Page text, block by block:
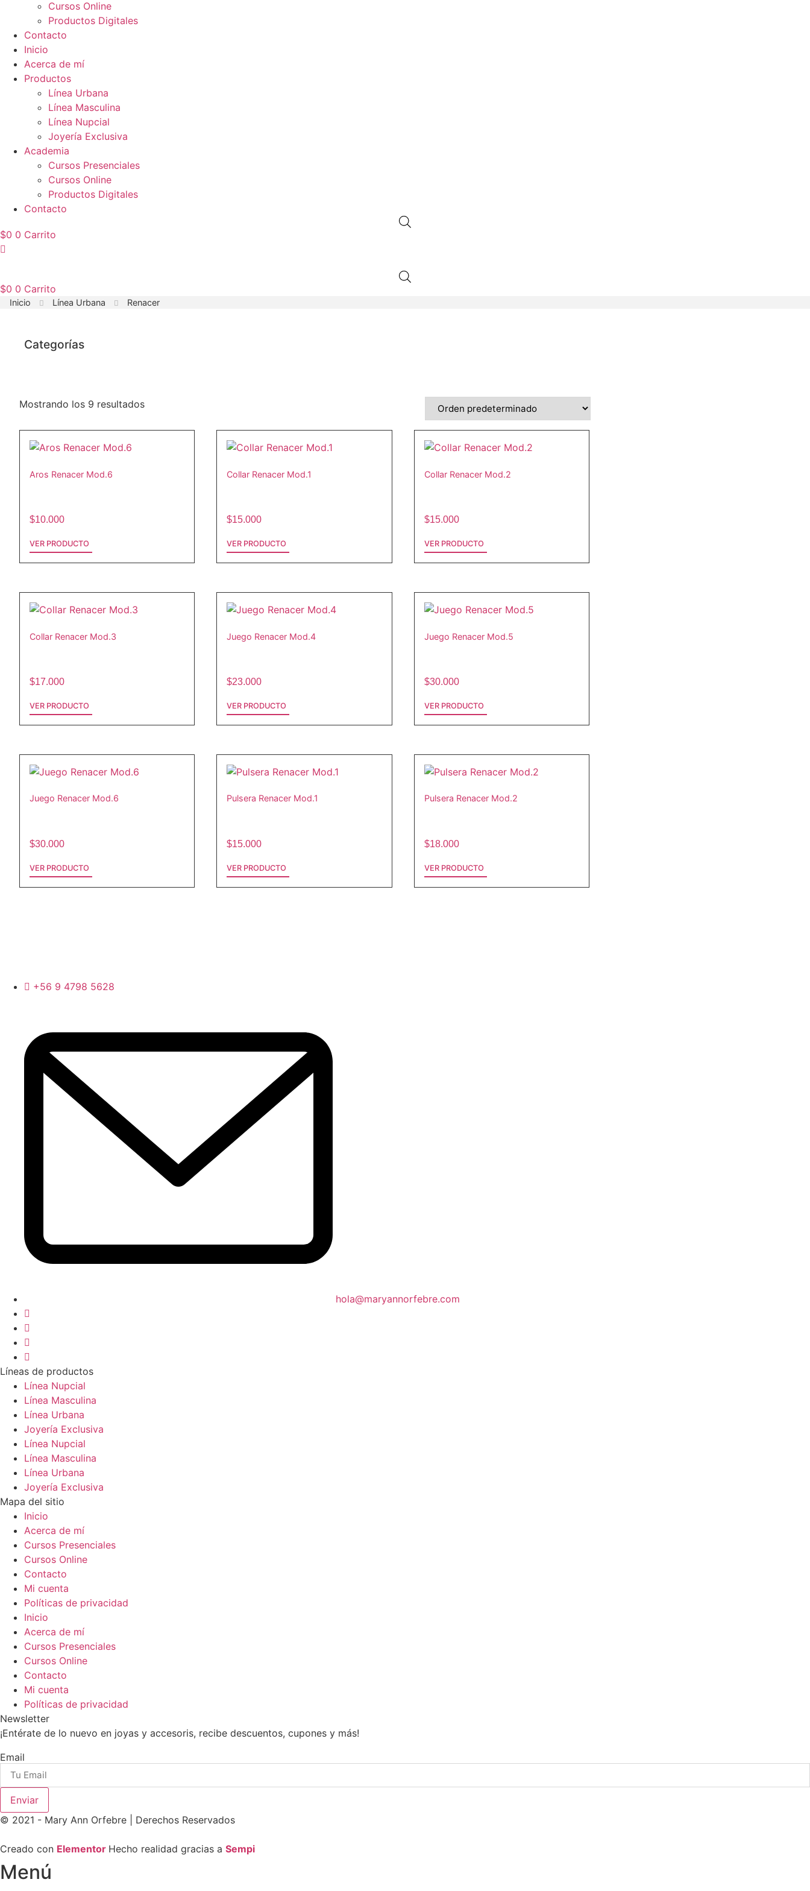
Cursos Online
Productos Digitales
Contacto
Inicio
Acerca de mí
Productos
Línea Urbana
Línea Masculina
Línea Nupcial
Joyería Exclusiva
Academia
Cursos Presenciales
Cursos Online
Productos Digitales
Contacto
$0 0 Carrito
$0 0 Carrito
Inicio Línea Urbana Renacer
Categorías
Mostrando los 9 resultados
Aros Renacer Mod.6
$10.000
VER PRODUCTO
Collar Renacer Mod.1
$15.000
VER PRODUCTO
Collar Renacer Mod.2
$15.000
VER PRODUCTO
Collar Renacer Mod.3
$17.000
VER PRODUCTO
Juego Renacer Mod.4
$23.000
VER PRODUCTO
Juego Renacer Mod.5
$30.000
VER PRODUCTO
Juego Renacer Mod.6
$30.000
VER PRODUCTO
Pulsera Renacer Mod.1
$15.000
VER PRODUCTO
Pulsera Renacer Mod.2
$18.000
VER PRODUCTO
+56 9 4798 5628
hola@maryannorfebre.com
Líneas de productos
Línea Nupcial
Línea Masculina
Línea Urbana
Joyería Exclusiva
Línea Nupcial
Línea Masculina
Línea Urbana
Joyería Exclusiva
Mapa del sitio
Inicio
Acerca de mí
Cursos Presenciales
Cursos Online
Contacto
Mi cuenta
Políticas de privacidad
Inicio
Acerca de mí
Cursos Presenciales
Cursos Online
Contacto
Mi cuenta
Políticas de privacidad
Newsletter
¡Entérate de lo nuevo en joyas y accesoris, recibe descuentos, cupones y más!
Email
Enviar
© 2021 - Mary Ann Orfebre | Derechos Reservados
Creado con Elementor Hecho realidad gracias a Sempi
Menú